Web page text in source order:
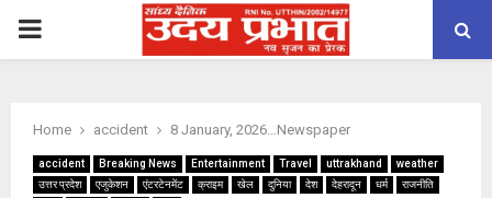
PRIMARY
Home accident 8 January, 2026…Newspaper
accident Breaking News Entertainment Travel uttrakhand
weather
उत्तर प्रदेश
एजुकेशन एंटरटेनमेंट क्राइम खेल दुनिया देश देहरादून धर्म
राजनीति